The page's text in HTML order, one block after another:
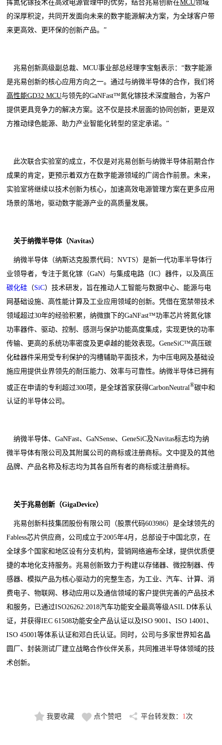
挥氮化镓技术在高效电源管理中的优势，结合兆易创新在 MCU领域
的深厚积淀，共同开发面向未来的数字能源解决方案，为全球客户带
来更高效、更环保的创新产品。”
兆易创新高级副总裁、MCU事业部总经理李宝魁表示：“数字能源
是兆易创新的核心应用方向之一。通过与纳微半导体的合作，我们将
高性能GD32 MCU与领先的GaNFast™氮化镓技术深度融合，为客户
提供更具竞争力的解决方案。这不仅是技术层面的协同创新，更是双
方推动绿色能源、助力产业智能化转型的坚定承诺。”
此次联合实验室的成立，不仅是对兆易创新与纳微半导体前期合作
成果的肯定，更预示着双方在数字能源领域的广阔合作前景。未来，
实验室将继续以技术创新为核心，加速高效电源管理方案在更多应用
场景的落地，驱动数字能源产业的高质量发展。
关于纳微半导体（Navitas）
纳微半导体（纳斯达克股票代码：NVTS）是新一代功率半导体行
业领导者，专注于氮化镓（GaN）与集成电路（IC）器件，以及高压
碳化硅 （SiC）技术研发，旨在推动人工智能与数据中心、能源与电
网基础设施、高性能计算及工业应用领域的创新。凭借在宽禁带技术
领域超过30年的经验积累，纳微旗下的GaNFast™功率芯片将氮化镓
功率器件、驱动、控制、感测与保护功能高度集成，实现更快的功率
传输、更高的系统功率密度及更卓越的能效表现。GeneSiC™高压碳
化硅器件采用受专利保护的沟槽辅助平面技术，为中压电网及基础设
施应用提供业界领先的耐压能力、效率与可靠性。纳微半导体已拥有
或正在申请的专利超过300项，是全球首家获得CarbonNeutral®碳中和
认证的半导体公司。
纳微半导体、GaNFast、GaNSense、GeneSiC及Navitas标志均为纳
微半导体有限公司及其附属公司的商标或注册商标。文中提及的其他
品牌、产品名称及标志均为其各自所有者的商标或注册商标。
关于兆易创新（GigaDevice）
兆易创新科技集团股份有限公司（股票代码603986）是全球领先的
Fabless芯片供应商，公司成立于2005年4月，总部设于中国北京，在
全球多个国家和地区设有分支机构，营销网络遍布全球，提供优质便
捷的本地化支持服务。兆易创新致力于构建以存储器、微控制器、传
感器、模拟产品为核心驱动力的完整生态，为工业、汽车、计算、消
费电子、物联网、移动应用以及通信领域的客户提供完善的产品技术
和服务，已通过ISO26262:2018汽车功能安全最高等级ASIL D体系认
证，并获得IEC 61508功能安全产品认证以及ISO 9001、ISO 14001、
ISO 45001等体系认证和邓白氏认证。同时，公司与多家世界知名晶
圆厂、封装测试厂建立战略合作伙伴关系，共同推进半导体领域的技
术创新。
我要收藏 点个赞吧 平台转发数： 1次